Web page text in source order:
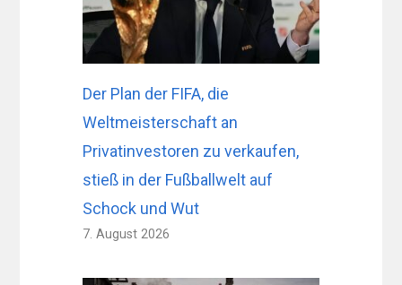
Der Plan der FIFA, die
Weltmeisterschaft an
Privatinvestoren zu verkaufen,
stieß in der Fußballwelt auf
Schock und Wut
7. August 2026